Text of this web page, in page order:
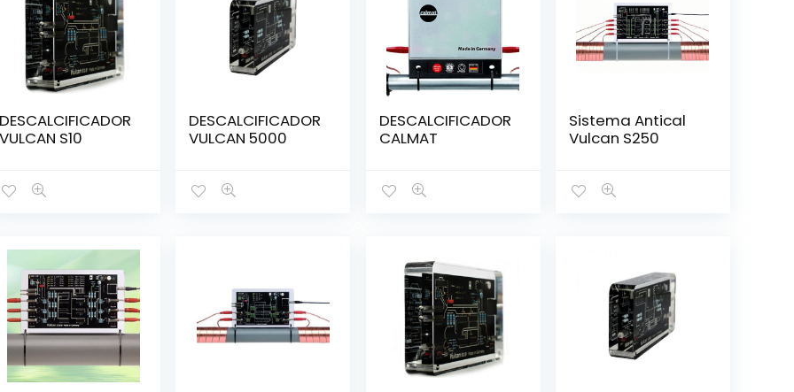
DESCALCIFICADOR
VULCAN S10
DESCALCIFICADOR
VULCAN 5000
DESCALCIFICADOR
CALMAT
Sistema Antical
Vulcan S250